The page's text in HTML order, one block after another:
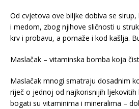
Od cvjetova ove biljke dobiva se
i medom, zbog njihove sličnosti u
krv i probavu, a pomaže i kod kašlja.
Maslačak – vitaminska bomba koja
Maslačak mnogi smatraju dosadnim
riječ o jednoj od najkorisnijih ljekovitih
bogati su vitaminima i mineralima –